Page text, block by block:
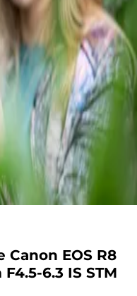
EOS R8
6.3 IS STM